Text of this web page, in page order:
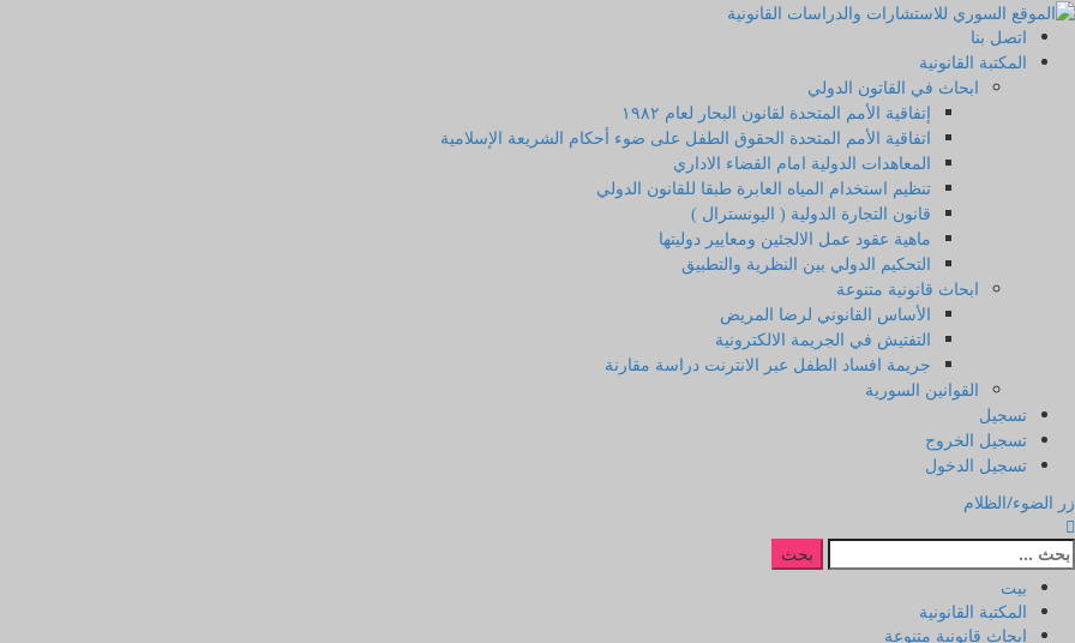
اتصل بنا
المكتبة القانونية
ابحاث في القاتون الدولي
إتفاقية الأمم المتحدة لقانون البحار لعام ۱۹۸۲
اتفاقية الأمم المتحدة الحقوق الطفل على ضوء أحكام الشريعة الإسلامية
المعاهدات الدولية امام القضاء الاداري
تنظيم استخدام المياه العابرة طبقا للقانون الدولي
قانون التجارة الدولية ( اليونسترال )
ماهية عقود عمل الالجئين ومعايير دوليتها
التحكيم الدولي بين النظرية والتطبيق
ابحاث قانونية متنوعة
الأساس القانوني لرضا المريض
التفتيش في الجريمة الالكترونية
جريمة افساد الطفل عبر الانترنت دراسة مقارنة
القوانين السورية
تسجيل
تسجيل الخروج
تسجيل الدخول
زر الضوء/الظلام
بيت
المكتبة القانونية
ابحاث قانونية متنوعة